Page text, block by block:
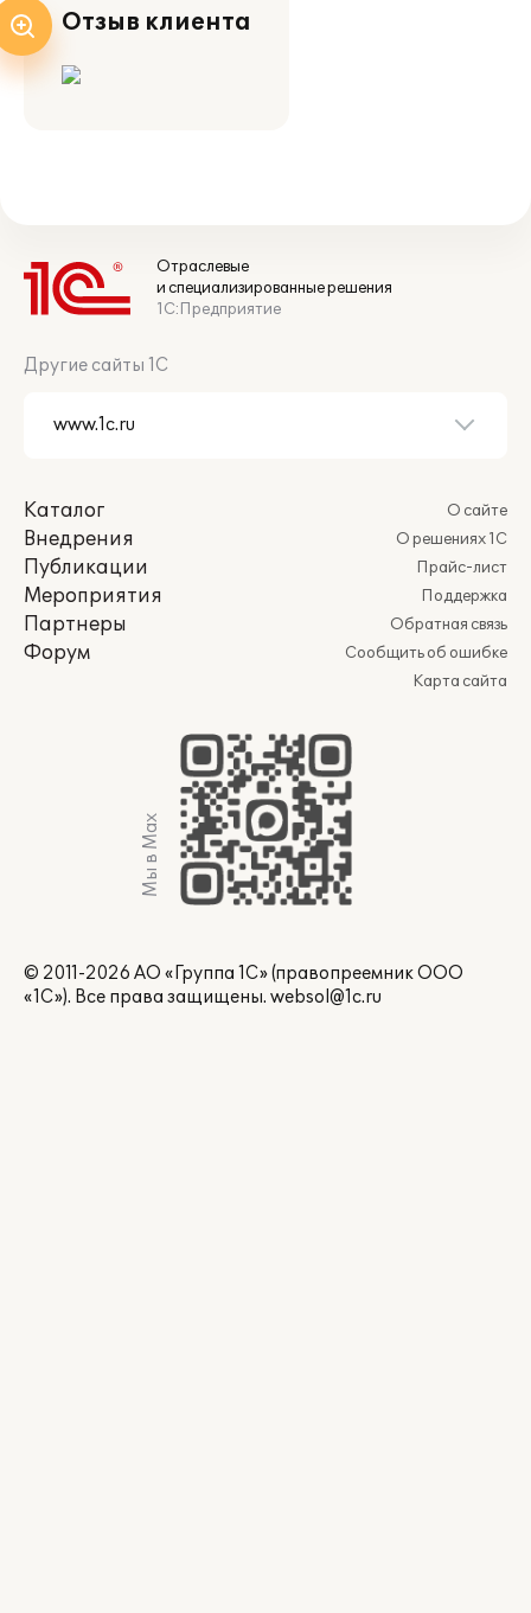
Отзыв клиента
Отраслевые
и специализированные решения
1С:Предприятие
Другие сайты 1С
Каталог
Внедрения
Публикации
Мероприятия
Партнеры
Форум
О сайте
О решениях 1С
Прайс-лист
Поддержка
Обратная связь
Сообщить об ошибке
Карта сайта
Мы в Max
© 2011-2026 АО «Группа 1С» (правопреемник ООО
«1С»). Все права защищены. websol@1c.ru